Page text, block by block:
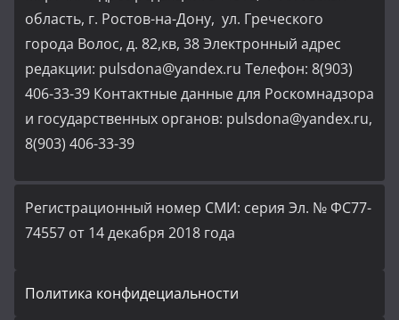
область, г. Ростов-на-Дону, ул. Греческого
города Волос, д. 82,кв, 38 Электронный адрес
редакции: pulsdona@yandex.ru Телефон: 8(903)
406-33-39 Контактные данные для Роскомнадзора
и государственных органов: pulsdona@yandex.ru,
8(903) 406-33-39
Регистрационный номер СМИ: серия Эл. № ФС77-
74557 от 14 декабря 2018 года
Политика конфидециальности